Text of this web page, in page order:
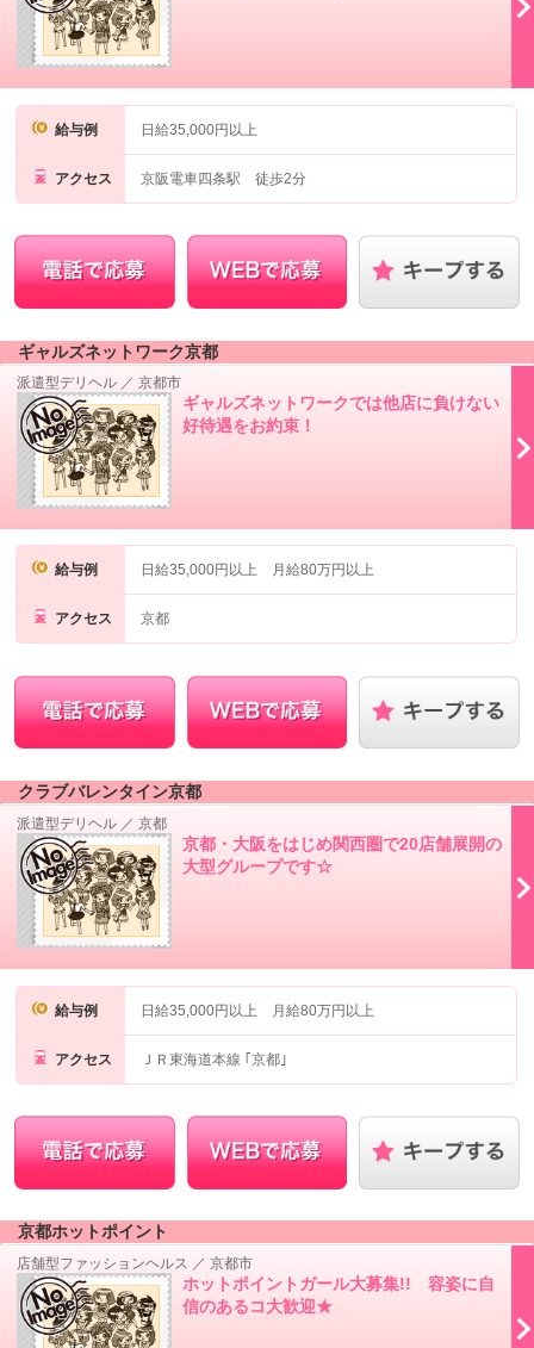
給与例 日給35,000円以上
アクセス 京阪電車四条駅 徒歩2分
ギャルズネットワーク京都
派遣型デリヘル ／京都市
ギャルズネットワークでは他店に負けない
好待遇をお約束！
給与例 日給35,000円以上 月給80万円以上
アクセス 京都
クラブバレンタイン京都
派遣型デリヘル ／京都
京都・大阪をはじめ関西圏で20店舗展開の
大型グループです☆
給与例 日給35,000円以上 月給80万円以上
アクセス ＪＲ東海道本線 ｢京都｣
京都ホットポイント
店舗型ファッションヘルス ／京都市
ホットポイントガール大募集!! 容姿に自
信のあるコ大歓迎★